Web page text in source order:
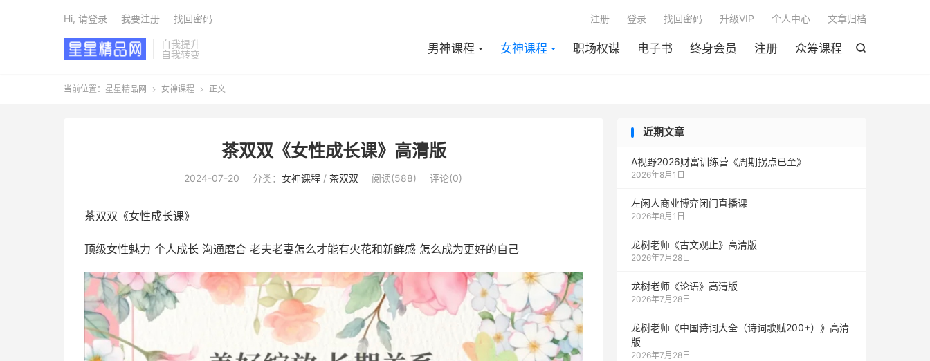
自我提升
自我转变

男神课程 女神课程 职场权谋 电子书 终身会员 注册 众筹课程
注册 登录 找回密码 升级VIP 个人中心 文章归档
Hi, 请登录 我要注册 找回密码
当前位置： 星星精品网  女神课程  正文
茶双双《女性成长课》高清版
2024-07-20 分类： 女神课程 / 茶双双 阅读(588) 评论(0)
茶双双《女性成长课》
顶级女性魅力 个人成长 沟通磨合 老夫老妻怎么才能有火花和新鲜感 怎么成为更好的自己
近期文章
A视野2026财富训练营《周期拐点已至》
2026年8月1日
左闲人商业博弈闭门直播课
2026年8月1日
龙树老师《古文观止》高清版
2026年7月28日
龙树老师《论语》高清版
2026年7月28日
龙树老师《中国诗词大全（诗词歌赋200+）》高清
版
2026年7月28日